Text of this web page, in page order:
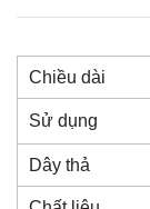
Chiều dài
Sử dụng
Dây thả